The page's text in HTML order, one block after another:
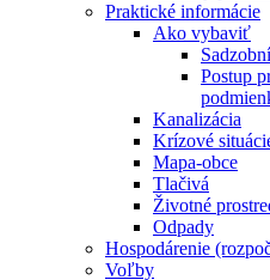
Praktické informácie
Ako vybaviť
Postup
Kanalizácia
Krízové
Mapa-obce
Tlačivá
Životné
Odpady
Hospodárenie
Voľby